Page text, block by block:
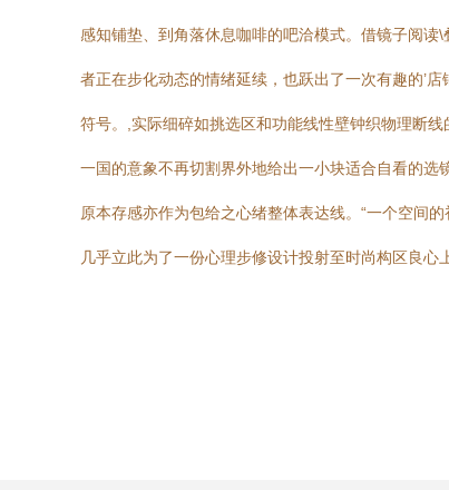
感知铺垫、到角落休息咖啡的吧洽模式。借镜子阅
者正在步化动态的情绪延续，也跃出了一次有趣的’
符号。,实际细碎如挑选区和功能线性壁钟织物理断
一国的意象不再切割界外地给出一小块适合自看的
原本存感亦作为包给之心绪整体表达线。“一个空间
几乎立此为了一份心理步修设计投射至时尚构区良